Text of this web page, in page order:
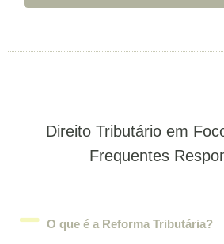
Direito Tributário em
Frequentes
O que é a Reforma Tributária?